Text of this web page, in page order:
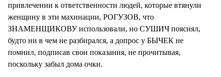
привлечении к ответственности людей, которые втянули
женщину в эти махинации, РОГУЗОВ, что
ЗНАМЕНЩИКОВУ использовали, но СУШИЧ пояснял,
будто ни в чем не разбирался, а допрос у БЫЧЕК не
помнил, подписав свои показания, не прочитывая,
поскольку забыл дома очки.